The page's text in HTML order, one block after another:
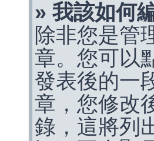
» 我該如何
除非您是管
章。您可以
發表後的一
章，您修改
錄，這將列